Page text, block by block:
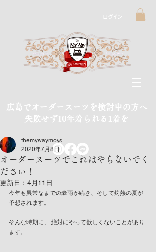
ログイン
広島でオーダースーツを検討中の方へ
​失敗せず10年着られる1着を
オーダースーツでこれはやらないでく
ださい！
themywaymoys
2020年7月8日
更新日： 4月11日
今年も異常なまでの豪雨が続き、そして灼熱の夏が
予想されます。
そんな時期に、 絶対にやって欲しくないことがあり
ます。